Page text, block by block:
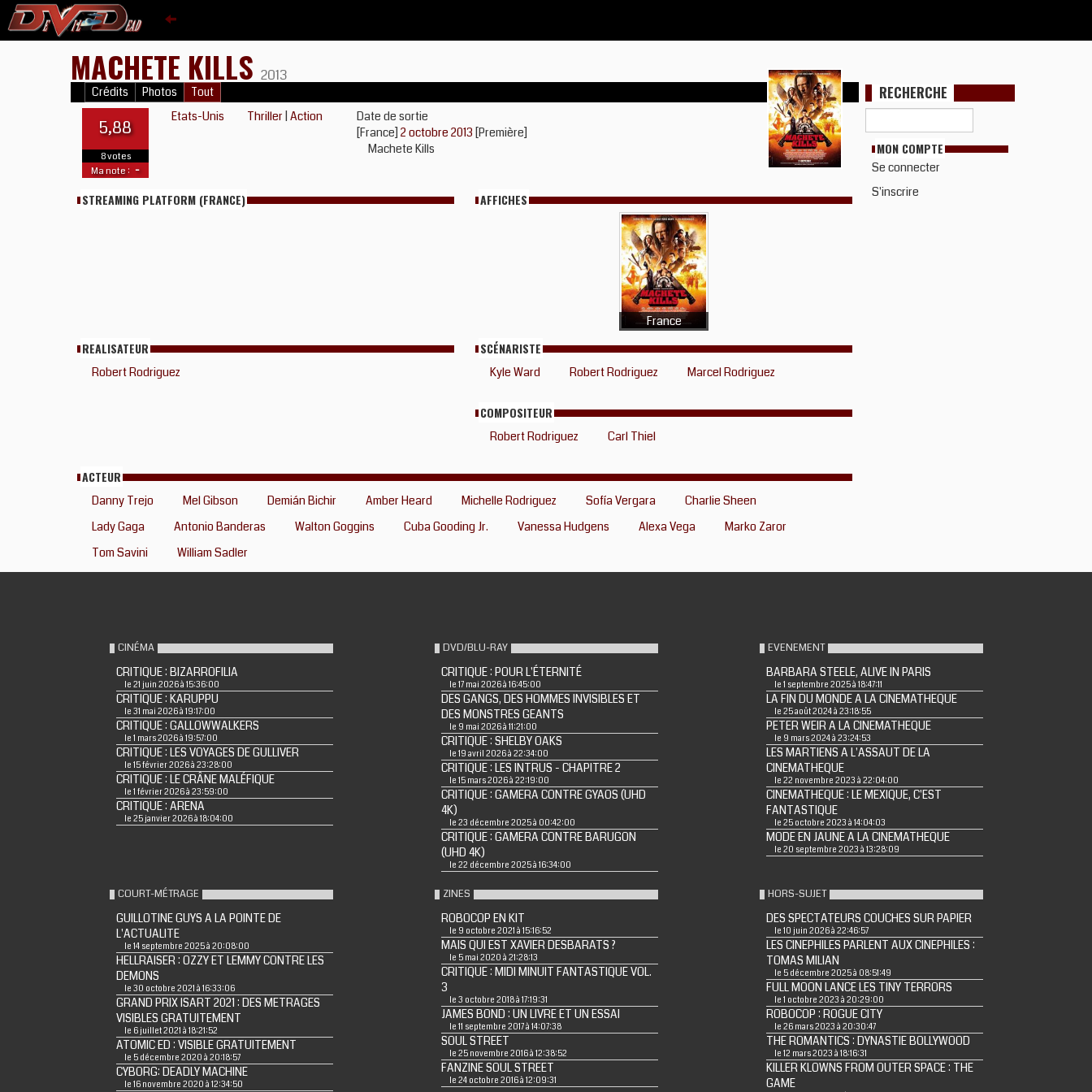
MACHETE KILLS 2013
Crédits Photos Tout
5,88
8 votes
Ma note : -
Etats-Unis Thriller |Action
Date de sortie
[France]2 octobre 2013 [Première]
Machete Kills
STREAMING PLATFORM (FRANCE) AFFICHES
France
REALISATEUR
Robert Rodriguez
SCÉNARISTE
Kyle Ward Robert Rodriguez Marcel Rodriguez
COMPOSITEUR
Robert Rodriguez Carl Thiel
ACTEUR
Danny Trejo Mel Gibson Demián Bichir Amber Heard Michelle Rodriguez Sofía Vergara
Charlie Sheen
Lady Gaga
Antonio Banderas Walton Goggins Cuba Gooding Jr. Vanessa Hudgens Alexa Vega
Marko Zaror
Tom Savini
William Sadler
RECHERCHE
MON COMPTE
Se connecter
S'inscrire
CINÉMA
CRITIQUE : BIZARROFILIA
le 21 juin 2026 à 15:36:00
CRITIQUE : KARUPPU
le 31 mai 2026 à 19:17:00
CRITIQUE : GALLOWWALKERS
le 1 mars 2026 à 19:57:00
CRITIQUE : LES VOYAGES DE GULLIVER
le 15 février 2026 à 23:28:00
CRITIQUE : LE CRÂNE MALÉFIQUE
le 1 février 2026 à 23:59:00
CRITIQUE : ARENA
le 25 janvier 2026 à 18:04:00
DVD/BLU-RAY
CRITIQUE : POUR L'ÉTERNITÉ
le 17 mai 2026 à 16:45:00
DES GANGS, DES HOMMES INVISIBLES ET
DES MONSTRES GEANTS
le 9 mai 2026 à 11:21:00
CRITIQUE : SHELBY OAKS
le 19 avril 2026 à 22:34:00
CRITIQUE : LES INTRUS - CHAPITRE 2
le 15 mars 2026 à 22:19:00
CRITIQUE : GAMERA CONTRE GYAOS (UHD
4K)
le 23 décembre 2025 à 00:42:00
CRITIQUE : GAMERA CONTRE BARUGON
(UHD 4K)
le 22 décembre 2025 à 16:34:00
EVENEMENT
BARBARA STEELE, ALIVE IN PARIS
le 1 septembre 2025 à 18:47:11
LA FIN DU MONDE A LA CINEMATHEQUE
le 25 août 2024 à 23:18:55
PETER WEIR A LA CINEMATHEQUE
le 9 mars 2024 à 23:24:53
LES MARTIENS A L'ASSAUT DE LA
CINEMATHEQUE
le 22 novembre 2023 à 22:04:00
CINEMATHEQUE : LE MEXIQUE, C'EST
FANTASTIQUE
le 25 octobre 2023 à 14:04:03
MODE EN JAUNE A LA CINEMATHEQUE
le 20 septembre 2023 à 13:28:09
COURT-MÉTRAGE
GUILLOTINE GUYS A LA POINTE DE
L'ACTUALITE
le 14 septembre 2025 à 20:08:00
HELLRAISER : OZZY ET LEMMY CONTRE LES
DEMONS
le 30 octobre 2021 à 16:33:06
GRAND PRIX ISART 2021 : DES METRAGES
VISIBLES GRATUITEMENT
le 6 juillet 2021 à 18:21:52
ATOMIC ED : VISIBLE GRATUITEMENT
le 5 décembre 2020 à 20:18:57
CYBORG: DEADLY MACHINE
le 16 novembre 2020 à 12:34:50
ZINES
ROBOCOP EN KIT
le 9 octobre 2021 à 15:16:52
MAIS QUI EST XAVIER DESBARATS ?
le 5 mai 2020 à 21:28:13
CRITIQUE : MIDI MINUIT FANTASTIQUE VOL.
3
le 3 octobre 2018 à 17:19:31
JAMES BOND : UN LIVRE ET UN ESSAI
le 11 septembre 2017 à 14:07:38
SOUL STREET
le 25 novembre 2016 à 12:38:52
FANZINE SOUL STREET
le 24 octobre 2016 à 12:09:31
HORS-SUJET
DES SPECTATEURS COUCHES SUR PAPIER
le 10 juin 2026 à 22:46:57
LES CINEPHILES PARLENT AUX CINEPHILES :
TOMAS MILIAN
le 5 décembre 2025 à 08:51:49
FULL MOON LANCE LES TINY TERRORS
le 1 octobre 2023 à 20:29:00
ROBOCOP : ROGUE CITY
le 26 mars 2023 à 20:30:47
THE ROMANTICS : DYNASTIE BOLLYWOOD
le 12 mars 2023 à 18:16:31
KILLER KLOWNS FROM OUTER SPACE : THE
GAME